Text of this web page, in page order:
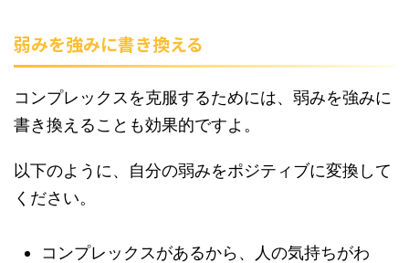
弱みを強みに書き換える
コンプレックスを克服するためには、弱みを強みに
書き換えることも効果的ですよ。
以下のように、自分の弱みをポジティブに変換して
ください。
コンプレックスがあるから、人の気持ちがわ